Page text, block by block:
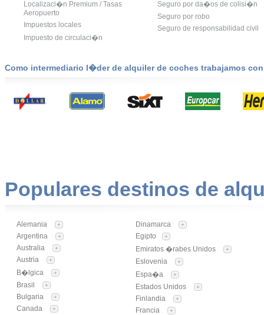
Localizaci�n Premium / Tasas
Aeropuerto
Impuestos locales
Impuesto de circulaci�n
Seguro por da�os de colisi�n
Seguro por robo
Seguro de responsabilidad civil
Como intermediario l�der de alquiler de coches trabajamos
Populares destinos de
Alemania +
Argentina +
Australia +
Austria +
B�lgica +
Brasil +
Bulgaria +
Canada +
Dinamarca +
Egipto +
Emiratos �rabes Unidos +
Eslovenia +
Espa�a +
Estados Unidos +
Finlandia +
Francia +